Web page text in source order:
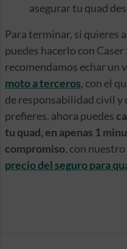
asegurar tu quad
Para terminar, si quieres
puedes hacerlo con
recomendamos echar un
moto a terceros, con el
de responsabilidad civil y
prefieres, ahora puedes
tu quad, en apenas 1
compromiso, con
precio del seguro para